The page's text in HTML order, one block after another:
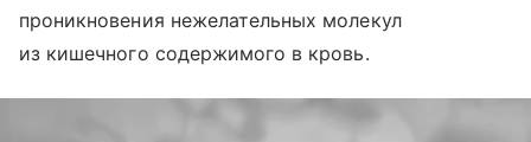
проникновения нежелательных молекул
из кишечного содержимого в кровь.